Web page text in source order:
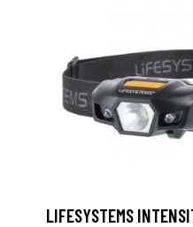
LIFESYSTEMS